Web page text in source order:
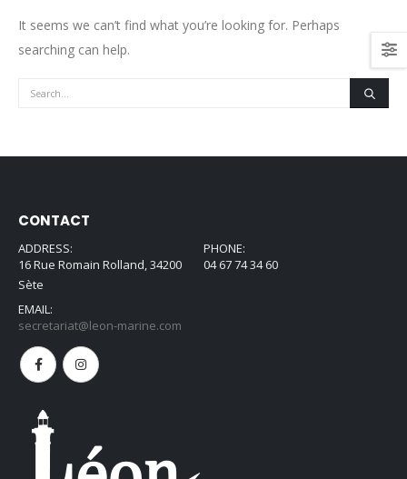
It seems we can’t find what you’re looking for. Perhaps
searching can help.
CONTACT
ADDRESS:
16 Rue Romain Rolland, 34200
Sète
PHONE:
04 67 74 34 60
EMAIL:
secretariat@leon-marine.com